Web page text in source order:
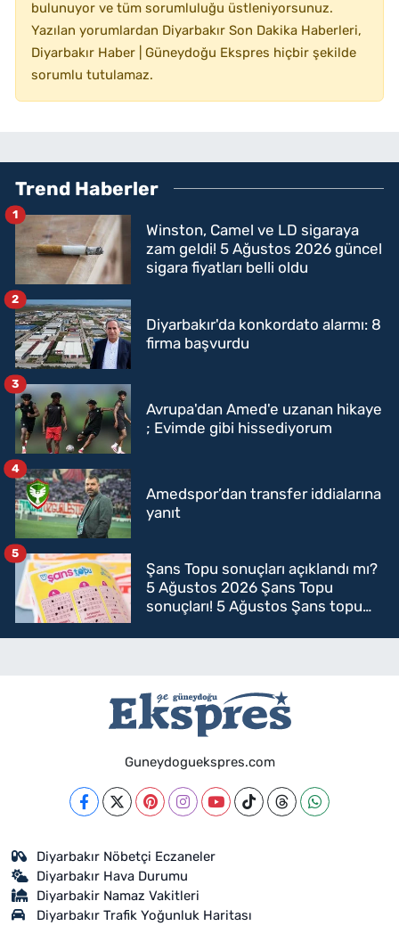
bulunuyor ve tüm sorumluluğu üstleniyorsunuz.
Yazılan yorumlardan Diyarbakır Son Dakika Haberleri,
Diyarbakır Haber | Güneydoğu Ekspres hiçbir şekilde
sorumlu tutulamaz.
Trend Haberler
Winston, Camel ve LD sigaraya
zam geldi! 5 Ağustos 2026 güncel
sigara fiyatları belli oldu
1
Diyarbakır'da konkordato alarmı: 8
firma başvurdu
2
Avrupa'dan Amed'e uzanan hikaye
; Evimde gibi hissediyorum
3
Amedspor’dan transfer iddialarına
yanıt
4
Şans Topu sonuçları açıklandı mı?
5 Ağustos 2026 Şans Topu
sonuçları! 5 Ağustos Şans topu
5
Guneydoguekspres.com
Diyarbakır Nöbetçi Eczaneler
Diyarbakır Hava Durumu
Diyarbakir Namaz Vakitleri
Diyarbakır Trafik Yoğunluk Haritası